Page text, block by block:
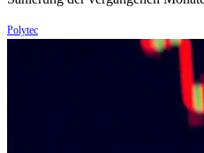
Polytec